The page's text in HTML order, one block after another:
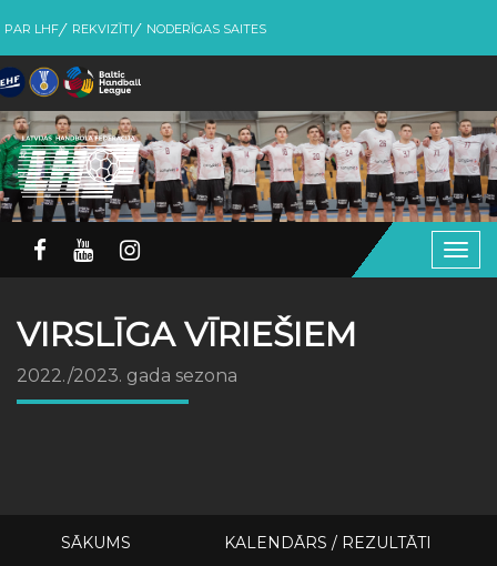
PAR LHF REKVIZĪTI NODERĪGAS SAITES
VIRSLĪGA VĪRIEŠIEM
2022./2023. gada sezona
SĀKUMS KALENDĀRS / REZULTĀTI